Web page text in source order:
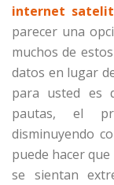
internet
parecer una
muchos de
datos en lugar
para usted es
pautas, el
disminuyendo
puede hacer
se sientan